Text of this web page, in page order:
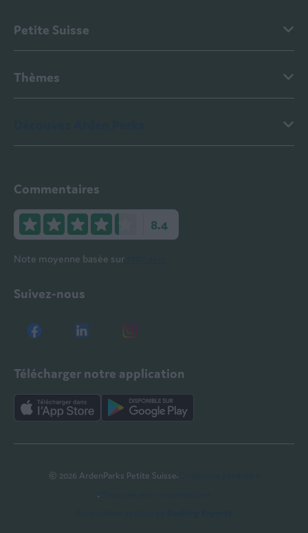
Petite Suisse
Thèmes
Commentaires
8.4
Note moyenne basée sur
Suivez-nous
Télécharger notre application
© 2026 ArdenParks Petite Suisse·
·